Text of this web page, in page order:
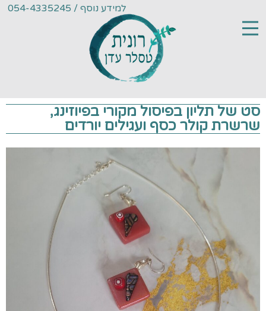
למידע נוסף / 054-4335245
סט של תליון בפיסול מקורי בפיוזינג,
שרשרת קולר כסף ועגילים יורדים